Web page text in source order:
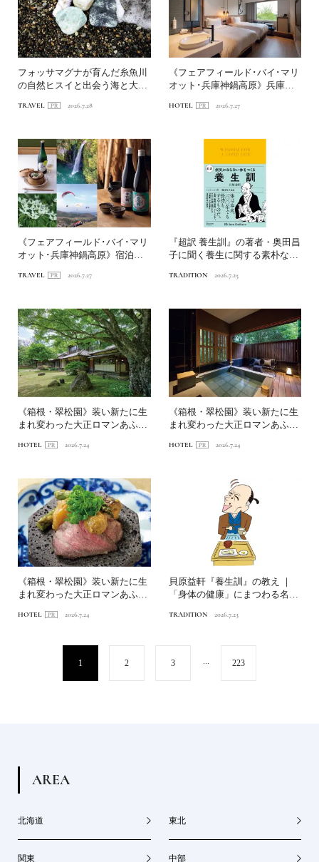
フォッサマグナが育んだ糸魚川
の自然ヒスイと出会う海と大地
TRAVEL 2026.7.28
《フェアフィールド･バイ･マリ
オット･兵庫神鍋高原》兵庫の
HOTEL 2026.7.27
《フェアフィールド･バイ･マリ
オット･兵庫神鍋高原》宿泊特
TRAVEL 2026.7.27
『超訳 養生訓』の著者・奥田昌
子に聞く養生に関する素朴な疑
TRADITION 2026.7.25
《箱根・翠松園》装い新たに生
まれ変わった大正ロマンあふれ
HOTEL 2026.7.24
《箱根・翠松園》装い新たに生
まれ変わった大正ロマンあふれ
HOTEL 2026.7.24
《箱根・翠松園》装い新たに生
まれ変わった大正ロマンあふれ
HOTEL 2026.7.24
貝原益軒『養生訓』の教え ｜
「身体の健康」にまつわる名言
TRADITION 2026.7.23
1 2 3 223
AREA
北海道 東北
関東 中部